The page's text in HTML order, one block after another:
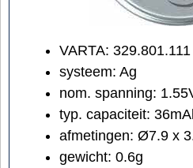
VARTA: 329.801.111
systeem: Ag
nom. spanning:
typ. capaciteit:
afmetingen: Ø7.9 x
gewicht: 0.6g